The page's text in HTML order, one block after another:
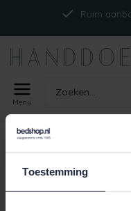
Toestemming
Ruim aanbod
Menu
Home
PRODUCTEN